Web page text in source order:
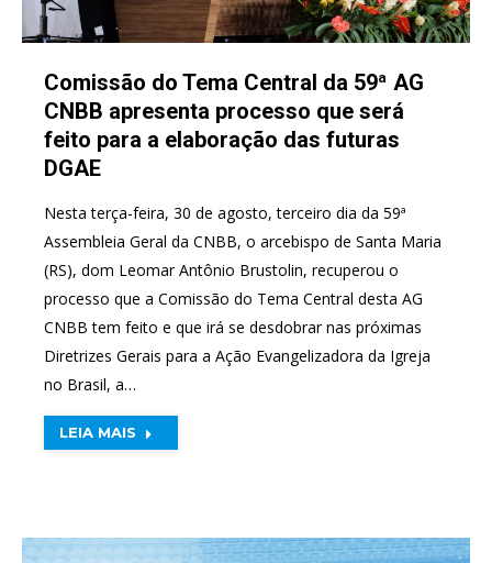
Comissão do Tema Central da 59ª AG
CNBB apresenta processo que será
feito para a elaboração das futuras
DGAE
Nesta terça-feira, 30 de agosto, terceiro dia da 59ª
Assembleia Geral da CNBB, o arcebispo de Santa Maria
(RS), dom Leomar Antônio Brustolin, recuperou o
processo que a Comissão do Tema Central desta AG
CNBB tem feito e que irá se desdobrar nas próximas
Diretrizes Gerais para a Ação Evangelizadora da Igreja
no Brasil, a…
LEIA MAIS